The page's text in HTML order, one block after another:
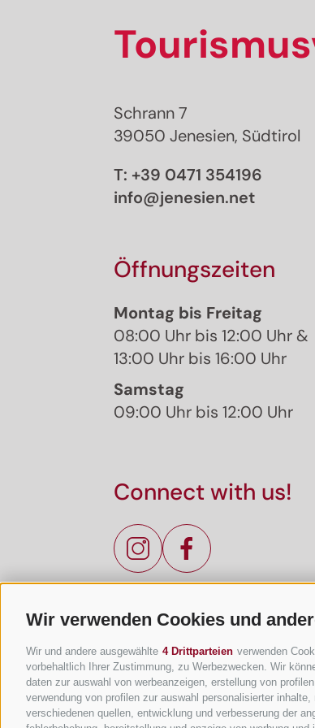
Wir verwenden Cookies und
Wir und andere ausgewählte 4 Drittparteien verwenden
vorbehaltlich Ihrer Zustimmung, zu Werbezwecken. Wir
daten zur auswahl von werbeanzeigen, erstellung von
verwendung von profilen zur auswahl personalisierter
verschiedenen quellen, entwicklung und verbesserung der
Schrann 7
39050 Jenesien, Südtirol
T: +39 0471 354196
info@jenesien.net
Öffnungszeiten
Montag bis Freitag
08:00 Uhr bis 12:00 Uhr &
13:00 Uhr bis 16:00 Uhr
Samstag
09:00 Uhr bis 12:00 Uhr
Connect with us!